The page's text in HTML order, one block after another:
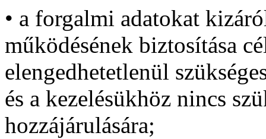
• a forgalmi adatokat
működésének biztosítása
elengedhetetlenül
és a kezelésükhöz nincs
hozzájárulására;